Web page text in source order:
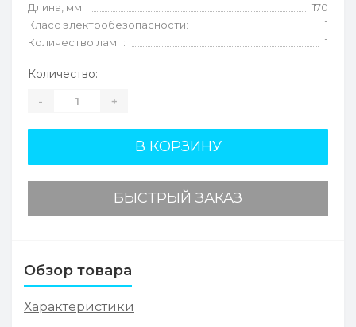
Длина, мм:
170
Класс электробезопасности:
1
Количество ламп:
1
Количество:
- +
В КОРЗИНУ
БЫСТРЫЙ ЗАКАЗ
Обзор товара
Характеристики